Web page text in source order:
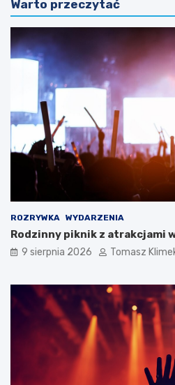
Warto przeczytać
ROZRYWKA WYDARZENIA
Rodzinny piknik z atrakcjami
9 sierpnia 2026 Tomasz